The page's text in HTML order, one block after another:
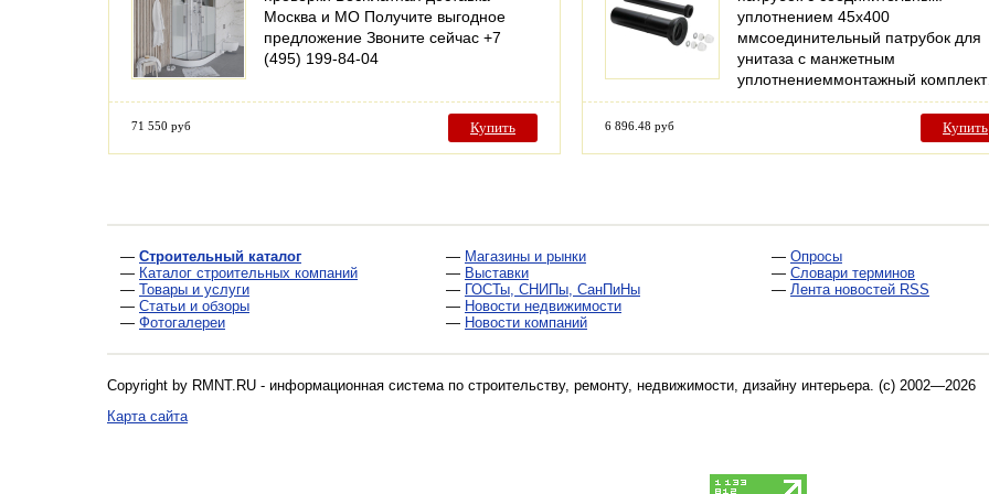
Москва и МО Получите выгодное
предложение Звоните сейчас +7
(495) 199-84-04
71 550 руб Купить
уплотнением 45x400
ммсоединительный патрубок для
унитаза с манжетным
уплотнениеммонтажный
6 896.48 руб Купить
— Строительный каталог
— Каталог строительных компаний
— Товары и услуги
— Статьи и обзоры
— Фотогалереи
— Магазины и рынки
— Выставки
— ГОСТы, СНИПы, СанПиНы
— Новости недвижимости
— Новости компаний
— Опросы
— Словари терминов
— Лента новостей RSS
Copyright by RMNT.RU - информационная система по строительству, ремонту, недвижимости, дизайну интерьера. (c) 2002—2026
Карта сайта